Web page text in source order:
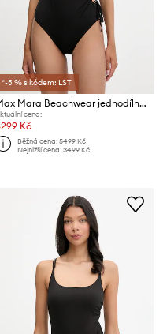
*-5 % s kódem: LST
Max Mara Beachwear jednodílné plavky dámské CANARIE
cena:
Kč
Běžná cena:5499 Kč
Nejnižší cena:3499 Kč